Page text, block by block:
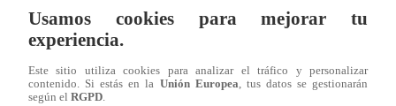
emotiva sorpresa en vivo y conmueve con
mensaje personal
Usamos cookies para mejorar tu
experiencia.
Este sitio utiliza cookies para analizar el tráfico y personalizar
contenido. Si estás en la Unión Europea , tus datos se gestionarán
según el RGPD